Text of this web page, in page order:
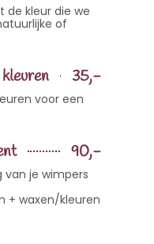
de kleur die we
of
35,-
voor een
90,-
van je wimpers
+ waxen/kleuren